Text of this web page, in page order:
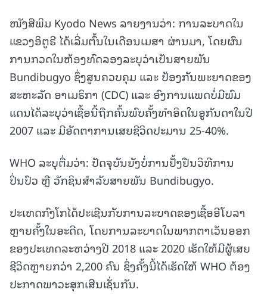
ໜັງສືພິມ Kyodo News ລາຍງານວ່າ: ການລະບາດໃນ
ແຂວງອິຕູຣີ ໄດ້ເລີ່ມຕົ້ນໃນເດືອນເມສາ ຜ່ານມາ, ໂດຍຜົນ
ການກວດໃນຫ້ອງທົດລອງລະບຸວ່າເປັນສາຍພັນ
Bundibugyo ຊຶ່ງສູນຄວບຄຸມ ແລະ ປ້ອງກັນພະຍາດຂອງ
ສະຫະລັດ ອາເມຣິກາ (CDC) ແລະ ອົງການແພດບໍ່ມີພົມ
ແດນໄດ້ລະບຸວ່າເຊື້ອນີ້ຖືກຄົ້ນພົບຄັ້ງທຳອິດໃນອູກັນດາໃນປີ
2007 ແລະ ມີອັດຕາການເສຍຊີວິດປະມານ 25-40%.
WHO ລະບຸຕື່ມວ່າ: ປັດຈຸບັນຍັງບໍ່ການຢັ້ງຢືນວິທີການ
ປິ່ນປົວ ຫຼື ວັກຊິນສຳລັບສາຍພັນ Bundibugyo.
ປະເທດກົງໂກໄດ້ປະເຊີນກັບການລະບາດຂອງເຊື້ອອີໂບລາ
ຫຼາຍຄັ້ງໃນອະດີດ, ໂດຍການລະບາດໃນພາກຕາເວັນອອກ
ຂອງປະເທດລະຫວ່າງປີ 2018 ແລະ 2020 ເຮັດໃຫ້ມີຜູ້ເສຍ
ຊີວິດຫຼາຍກວ່າ 2,200 ຄົນ ຊຶ່ງຄັ້ງນີ້ໄດ້ເຮັດໃຫ້ WHO ຕ້ອງ
ປະກາດພາວະສຸກເສີນເຊັ່ນກັນ.